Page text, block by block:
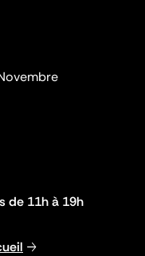
de 11h à 19h